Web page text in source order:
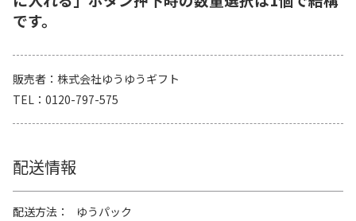
です。
販売者
株式会社ゆうゆうギフト
TEL
0120-797-575
配送情報
配送方法
ゆうパック